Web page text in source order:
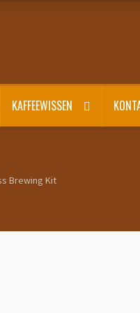
KAFFEEWISSEN
Brewing Kit